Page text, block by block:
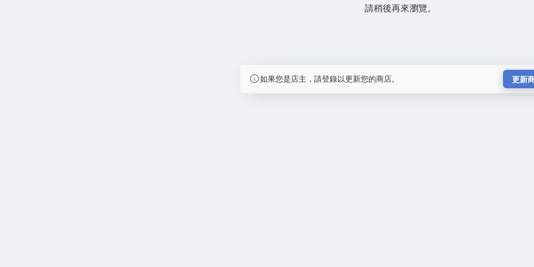
請稍後再來瀏覽。
如果您是店主，請登錄以更新您的商店。 更新